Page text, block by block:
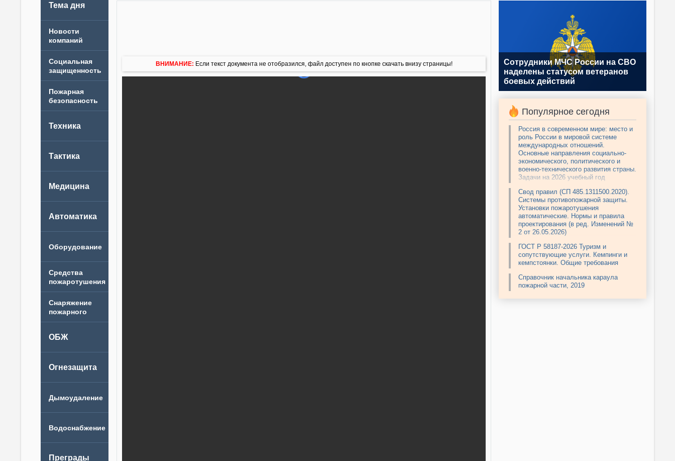
Тема дня
Новости
компаний
ВНИМАНИЕ: Если текст документа не отобразился, файл доступен по кнопке скачать внизу страницы!
Сотрудники МЧС России на СВО
наделены статусом ветеранов
боевых действий
Популярное сегодня
Россия в современном мире: место и
роль России в мировой системе
международных отношений.
Основные направления социально-
экономического, политического и
военно-технического развития страны.
Задачи на 2026 учебный год
Свод правил (СП 485.1311500.2020).
Системы противопожарной защиты.
Установки пожаротушения
автоматические. Нормы и правила
проектирования (в ред. Изменений №
2 от 26.05.2026)
ГОСТ Р 58187-2026 Туризм и
сопутствующие услуги. Кемпинги и
кемпстоянки. Общие требования
Справочник начальника караула
пожарной части, 2019